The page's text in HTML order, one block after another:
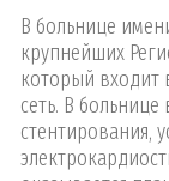
В больнице
крупнейших
который входит
сеть. В
стентирования,